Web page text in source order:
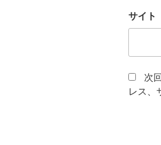
サイト
次
レス、